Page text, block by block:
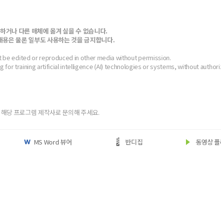
거나 다른 매체에 옮겨 실을 수 없습니다.
은 물론 일부도 사용하는 것을 금지합니다.
edited or reproduced in other media without permission.
for training artificial intelligence (AI) technologies or systems, without
당 프로그렘 제작사로 문의해 주세요.
MS Word 뷰어 반디집 동영상
(eBook) :
앞 또는 뒷부분의 판권면 (발행인, 담당 편집자 등을 표시하는 곳) 중 ISBN
동영상 강좌